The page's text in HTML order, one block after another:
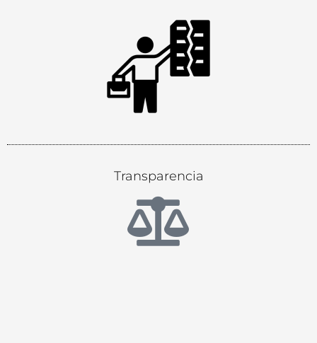
Transparencia